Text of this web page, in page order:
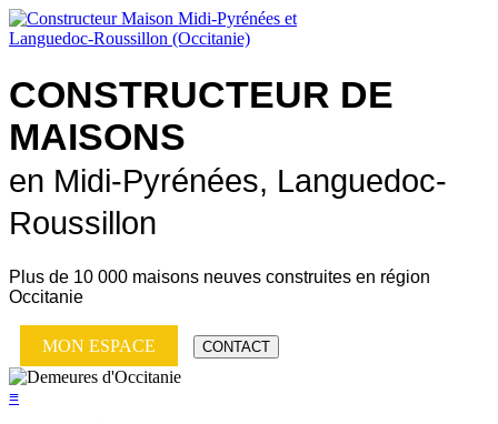
CONSTRUCTEUR DE
MAISONS
en Midi-Pyrénées, Languedoc-
Roussillon
Plus de 10 000 maisons neuves construites en région
Occitanie
MON ESPACE CONTACT
≡